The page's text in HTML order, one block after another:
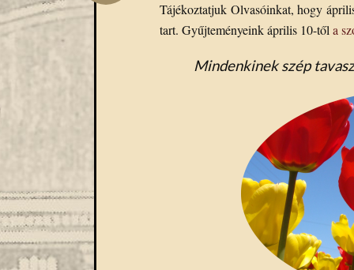
Tájékoztatjuk Olvasóinkat, hogy
tart. Gyűjteményeink április 10-től a
Mindenkinek szép